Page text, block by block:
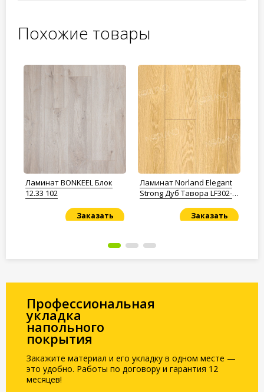
Похожие товары
Ламинат BONKEEL Блок
12.33 102
Заказать
Ламинат Norland Elegant
Strong Дуб Тавора LF302-
Заказать
Профессиональная
укладка
напольного
покрытия
Закажите материал и его укладку в одном месте —
это удобно. Работы по договору и гарантия 12
месяцев!